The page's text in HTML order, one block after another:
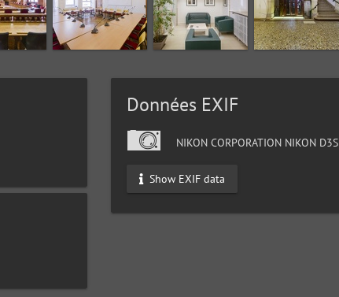
Données EXIF
NIKON CORPORATION NIKON D3S
Show EXIF data